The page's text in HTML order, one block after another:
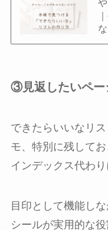
③見返したいペー
できたらいいなリ
モ、特別に残して
インデックス代わり
目印として機能し
シールが実用的な